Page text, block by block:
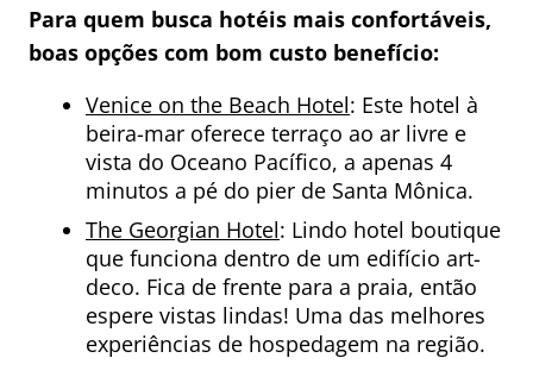
Para quem busca hotéis mais confortáveis,
boas opções com bom custo benefício:
Venice on the Beach Hotel: Este hotel à
beira-mar oferece terraço ao ar livre e
vista do Oceano Pacífico, a apenas 4
minutos a pé do pier de Santa Mônica.
The Georgian Hotel: Lindo hotel boutique
que funciona dentro de um edifício art-
deco. Fica de frente para a praia, então
espere vistas lindas! Uma das melhores
experiências de hospedagem na região.